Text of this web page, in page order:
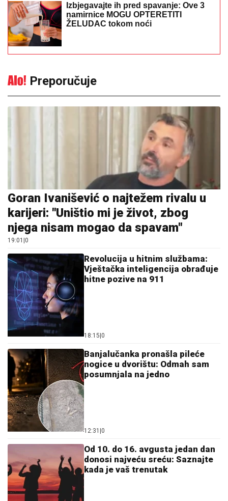
Izbjegavajte ih pred spavanje: Ove 3
namirnice MOGU OPTERETITI
ŽELUDAC tokom noći
Preporučuje
Goran Ivanišević o najtežem rivalu u
karijeri: "Uništio mi je život, zbog
njega nisam mogao da spavam"
19:01 0
Revolucija u hitnim službama:
Vještačka inteligencija obrađuje
hitne pozive na 911
18:15 0
Banjalučanka pronašla pileće
nogice u dvorištu: Odmah sam
posumnjala na jedno
12:31 0
Od 10. do 16. avgusta jedan dan
donosi najveću sreću: Saznajte
kada je vaš trenutak